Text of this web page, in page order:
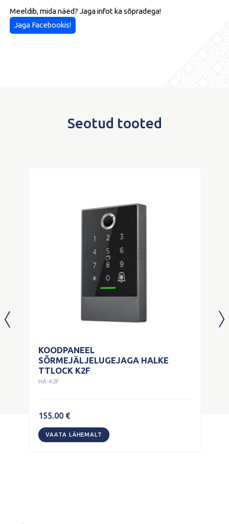
Meeldib, mida näed? Jaga infot ka sõpradega!
Jaga Facebookis!
Seotud tooted
KOODPANEEL
SÕRMEJÄLJELUGEJAGA HALKE
TTLOCK K2F
HA-K2F
155.00 €
VAATA LÄHEMALT